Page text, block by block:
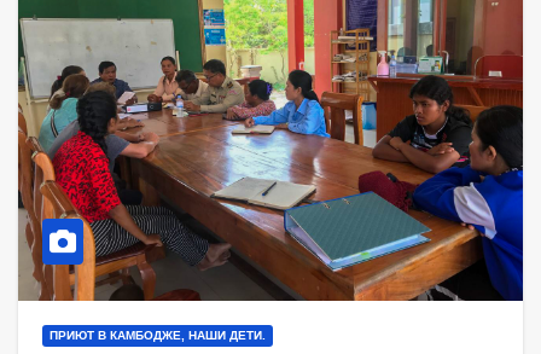
ПРИЮТ В КАМБОДЖЕ, НАШИ ДЕТИ.